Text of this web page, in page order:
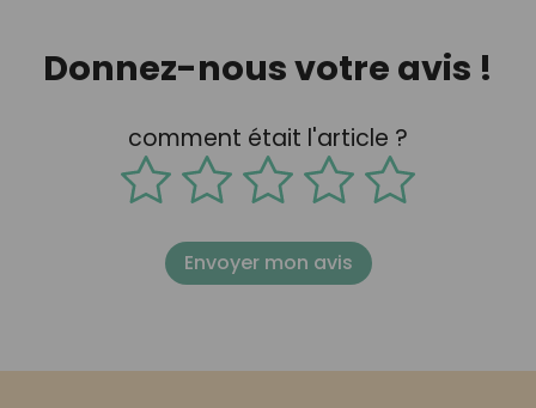
Donnez-nous votre avis !
comment était l'article ?
Envoyer mon avis